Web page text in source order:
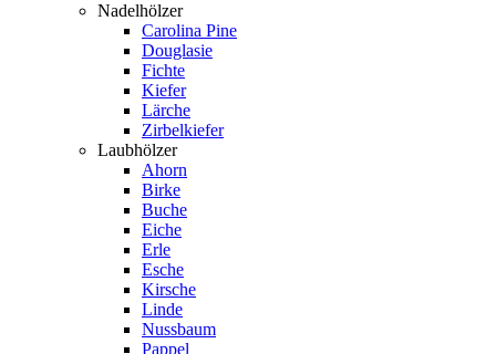
Nadelhölzer
Carolina Pine
Douglasie
Fichte
Kiefer
Lärche
Zirbelkiefer
Laubhölzer
Ahorn
Birke
Buche
Eiche
Erle
Esche
Kirsche
Linde
Nussbaum
Pappel